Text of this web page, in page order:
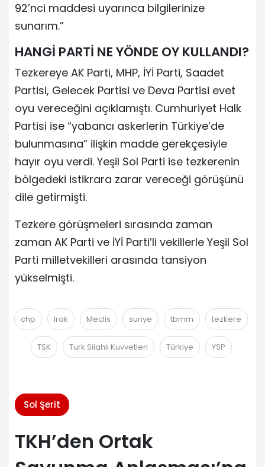
92’nci maddesi uyarınca bilgilerinize
sunarım.”
HANGİ PARTİ NE YÖNDE OY KULLANDI?
Tezkereye AK Parti, MHP, İYİ Parti, Saadet
Partisi, Gelecek Partisi ve Deva Partisi evet
oyu vereceğini açıklamıştı. Cumhuriyet Halk
Partisi ise “yabancı askerlerin Türkiye’de
bulunmasına” ilişkin madde gerekçesiyle
hayır oyu verdi. Yeşil Sol Parti ise tezkerenin
bölgedeki istikrara zarar vereceği görüşünü
dile getirmişti.
Tezkere görüşmeleri sırasında zaman
zaman AK Parti ve İYİ Parti’li vekillerle Yeşil Sol
Parti milletvekilleri arasında tansiyon
yükselmişti.
chp Irak Meclis suriye tbmm tezkere
TSK Turk Silahlı Kuvvetleri Türkiye YSP
Sol Şerit
TKH’den Ortak